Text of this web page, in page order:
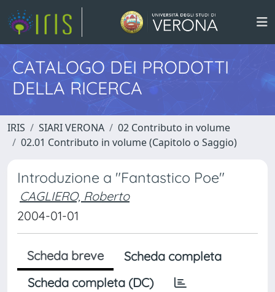
CATALOGO DEI PRODOTTI
DELLA RICERCA
IRIS SIARI VERONA
02 Contributo in volume
02.01 Contributo in volume (Capitolo o Saggio)
Introduzione a "Fantastico Poe"
CAGLIERO, Roberto
2004-01-01
Scheda breve
Scheda completa
Scheda completa (DC)